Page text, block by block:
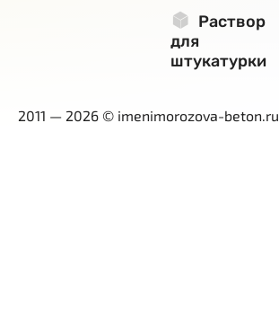
Раствор
для
штукатурки
2011 — 2026 © imenimorozova-beton.ru